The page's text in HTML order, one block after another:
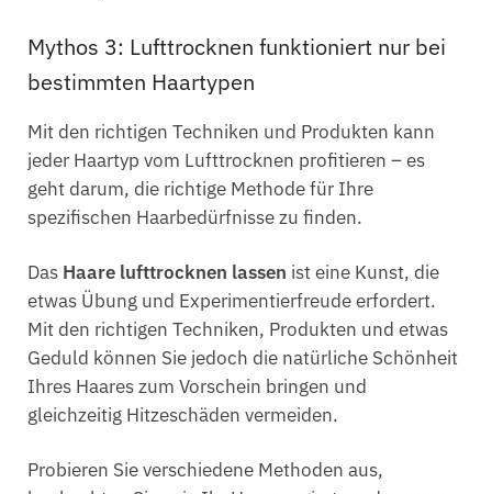
Mythos 3: Lufttrocknen funktioniert nur bei
bestimmten Haartypen
Mit den richtigen Techniken und Produkten kann
jeder Haartyp vom Lufttrocknen profitieren – es
geht darum, die richtige Methode für Ihre
spezifischen Haarbedürfnisse zu finden.
Das Haare lufttrocknen lassen ist eine Kunst, die
etwas Übung und Experimentierfreude erfordert.
Mit den richtigen Techniken, Produkten und etwas
Geduld können Sie jedoch die natürliche Schönheit
Ihres Haares zum Vorschein bringen und
gleichzeitig Hitzeschäden vermeiden.
Probieren Sie verschiedene Methoden aus,